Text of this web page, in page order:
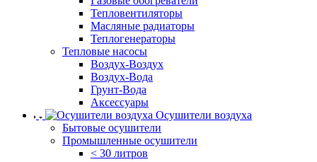
Тепловентиляторы
Масляные радиаторы
Теплогенераторы
Тепловые насосы
Воздух-Воздух
Воздух-Вода
Грунт-Вода
Аксессуары
Осушители воздуха
Бытовые осушители
Промышленные осушители
< 30 литров